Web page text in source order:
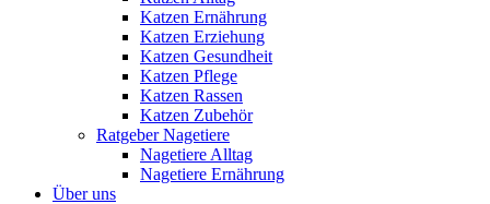
Katzen Ernährung
Katzen Erziehung
Katzen Gesundheit
Katzen Pflege
Katzen Rassen
Katzen Zubehör
Ratgeber Nagetiere
Nagetiere Alltag
Nagetiere Ernährung
Über uns